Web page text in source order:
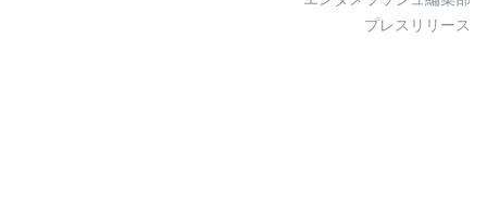
プレスリリース